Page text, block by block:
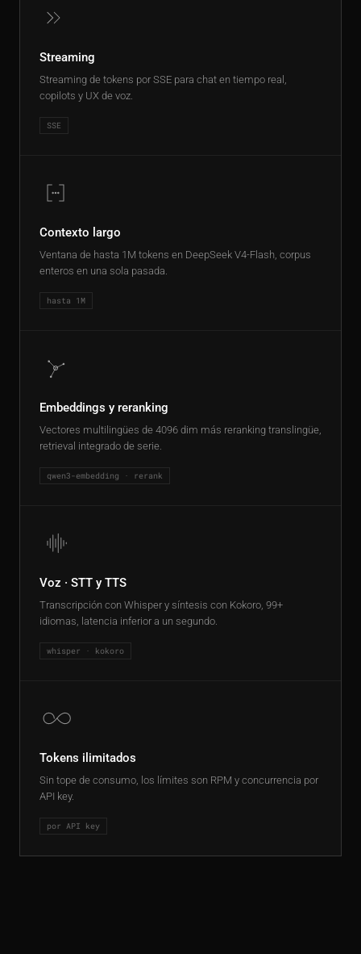
Streaming
Streaming de tokens por SSE para chat en tiempo real,
copilots y UX de voz.
SSE
Contexto largo
Ventana de hasta 1M tokens en DeepSeek V4-Flash, corpus
enteros en una sola pasada.
hasta 1M
Embeddings y reranking
Vectores multilingües de 4096 dim más reranking translingüe,
retrieval integrado de serie.
qwen3-embedding · rerank
Voz · STT y TTS
Transcripción con Whisper y síntesis con Kokoro, 99+
idiomas, latencia inferior a un segundo.
whisper · kokoro
Tokens ilimitados
Sin tope de consumo, los límites son RPM y concurrencia por
API key.
por API key